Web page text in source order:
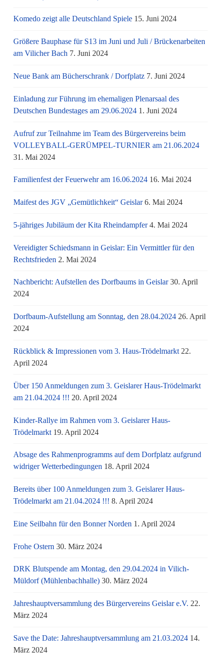
Komedo zeigt alle Deutschland Spiele 15. Juni 2024
Größere Bauphase für S13 im Juni und Juli / Brü­cken­ar­bei­ten
am Vi­li­cher Bach 7. Juni 2024
Neue Bank am Bücherschrank / Dorfplatz 7. Juni 2024
Einladung zur Führung im ehemaligen Plenarsaal des
Deutschen Bundestages am 29.06.2024 1. Juni 2024
Aufruf zur Teilnahme im Team des Bürgervereins beim
VOLLEYBALL-GERÜMPEL-TURNIER am 21.06.2024
31. Mai 2024
Familienfest der Feuerwehr am 16.06.2024 16. Mai 2024
Maifest des JGV „Gemütlichkeit“ Geislar 6. Mai 2024
5-jähriges Jubiläum der Kita Rheindampfer 4. Mai 2024
Vereidigter Schiedsmann in Geislar: Ein Vermittler für den
Rechtsfrieden 2. Mai 2024
Nachbericht: Aufstellen des Dorfbaums in Geislar 30. April
2024
Dorfbaum-Aufstellung am Sonntag, den 28.04.2024 26. April
2024
Rückblick & Impressionen vom 3. Haus-Trödelmarkt 22.
April 2024
Über 150 Anmeldungen zum 3. Geislarer Haus-Trödelmarkt
am 21.04.2024 !!! 20. April 2024
Kinder-Rallye im Rahmen vom 3. Geislarer Haus-
Trödelmarkt 19. April 2024
Absage des Rahmenprogramms auf dem Dorfplatz aufgrund
widriger Wetterbedingungen 18. April 2024
Bereits über 100 Anmeldungen zum 3. Geislarer Haus-
Trödelmarkt am 21.04.2024 !!! 8. April 2024
Eine Seilbahn für den Bonner Norden 1. April 2024
Frohe Ostern 30. März 2024
DRK Blutspende am Montag, den 29.04.2024 in Vilich-
Müldorf (Mühlenbachhalle) 30. März 2024
Jahreshauptversammlung des Bürgervereins Geislar e.V. 22.
März 2024
Save the Date: Jahreshauptversammlung am 21.03.2024 14.
März 2024